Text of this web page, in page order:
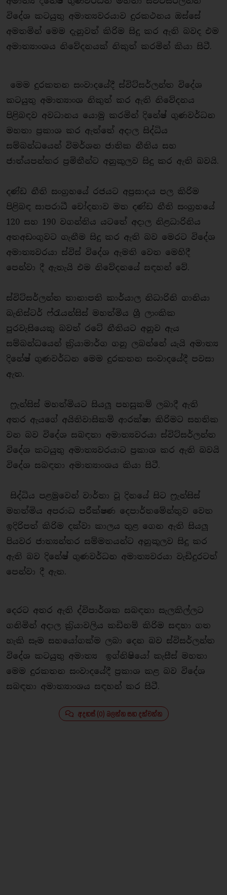
විදේශ කටයුතු අමාත්‍යවරයාව දුරකථනය ඔස්සේ
අමතමින් මෙම දැනුවත් කිරිම සිදු කර ඇති බවද එම
අමාත්‍යාංශය නිවේදනයක් නිකුත් කරමින් කියා සිටී.
මෙම දුරකතන සංවාදයේදී ස්විට්සර්ලන්ත විදේශ
කටයුතු අමාත්‍යාංශ නිකුත් කර ඇති නිවේදනය
පිළිබඳව අවධානය යොමු කරමින් දිනේෂ් ගුණවර්ධන
මහතා ප‍්‍රකාශ කර ඇත්තේ අදාල සිද්ධිය
සම්බන්ධයෙන් විමර්ශන ජාතික නීතිය සහ
ජාත්යපන්තර ප‍්‍රමිතීන්ට අනුකූලව සිදු කර ඇති බවයි.
දණ්ඩ නීති සංග‍්‍රහයේ රජයට අප‍්‍රසාදය පල කිරිම
පිළිබඳ සාපරාධී චෝදනාව මත දණ්ඩ නීති සංග‍්‍රහයේ
120 සහ 190 වගන්තිය යටතේ අදාල නිළධාරිනිය
අතඅඩංගුවට ගැනීම සිදු කර ඇති බව මෙරට විදේශ
අමාත්‍යවරයා ස්විස් විදේශ ඇමති වෙත මෙහිදී
පෙන්වා දී ඇතැයි එම නිවේදනයේ සඳහන් වේ.
ස්විට්සර්ලන්ත තානාපති කාර්යාල නිධාරිනි ගානියා
බැනිස්ටර් ෆ්රැයන්සිස් මහත්මිය ශ්‍රී ලාංකික
පුරවැසියෙකු බවත් රටේ නීතියට අනුව ඇය
සම්බන්ධයෙන් ක‍්‍රියාමාර්ග ගනු ලබන්නේ යැයි අමාත්‍ය
දිනේෂ් ගුණවර්ධන මෙම දුරකතන සංවාදයේදී පවසා
ඇත.
ෆ‍්‍රැන්සිස් මහත්මියට සියලූ පහසුකම් ලබාදී ඇති
අතර ඇයගේ අයිතිවාසිකම් ආරක්ෂා කිරිමට සහතික
වන බව විදේශ සබඳතා අමාත්‍යවරයා ස්විට්සර්ලන්ත
විදේශ කටයුතු අමාත්‍යවරයාට ප‍්‍රකාශ කර ඇති බවයි
විදේශ සබඳතා අමාත්‍යාංශය කියා සිටී.
සිද්ධිය පළමුවෙන් වාර්තා වූ දිනයේ සිට ෆ‍්‍රැන්සිස්
මහත්මිය අපරාධ පරීක්ෂණ දෙපාර්තමේන්තුව වෙත
ඉදිරිපත් කිරිම දක්වා කාලය තුළ ගෙන ඇති සියලූ
පියවර ජාත්‍යන්තර සම්මතයන්ට අනුකූලව සිදු කර
ඇති බව දිනේෂ් ගුණවර්ධන අමාත්‍යවරයා වැඩිදුරටත්
පෙන්වා දී ඇත.
දෙරට අතර ඇති ද්විපාර්ශක සබඳතා සැලකිල්ලට
ගනිමින් අදාල ක‍්‍රියාවලිය කඩිනම් කිරිම සඳහා ගත
හැකි සෑම සහයෝගක්ම ලබා දෙන බව ස්විසර්ලන්ත
විදේශ කටයුතු අමාත්‍ය ඉග්නිෂියෝ කැසීස් මහතා
මෙම දුරකතන සංවාදයේදී ප‍්‍රකාශ කළ බව විදේශ
සබඳතා අමාත්‍යාංශය සඳහන් කර සිටී.
අදහස් (0) බලන්න සහ දක්වන්න